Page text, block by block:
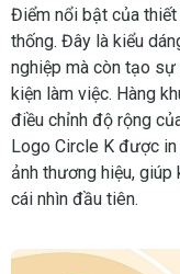
Điểm nổi bật của thiết
thống. Đây là kiểu
nghiệp mà còn tạo
kiện làm việc. Hàng
điều chỉnh độ rộng
Logo Circle K được
ảnh thương hiệu, giúp
cái nhìn đầu tiên.